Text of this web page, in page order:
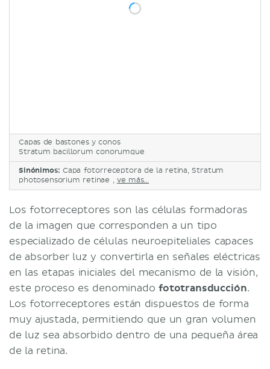
Capas de bastones y conos
Stratum bacillorum conorumque
Sinónimos: Capa fotorreceptora de la retina, Stratum
photosensorium retinae , ve más...
Los fotorreceptores son las células formadoras
de la imagen que corresponden a un tipo
especializado de células neuroepiteliales capaces
de absorber luz y convertirla en señales eléctricas
en las etapas iniciales del mecanismo de la visión,
este proceso es denominadofototransducción.
Los fotorreceptores están dispuestos de forma
muy ajustada, permitiendo que un gran volumen
de luz sea absorbido dentro de una pequeña área
de la retina.